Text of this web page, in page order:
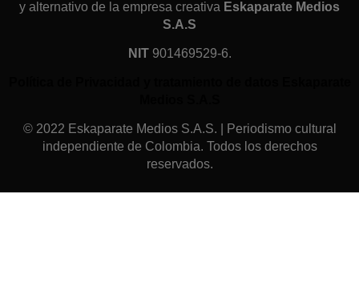
y alternativo de la empresa creativa Eskaparate Medios
S.A.S
NIT 901469529-6.
© 2022 Eskaparate Medios S.A.S. | Periodismo cultural
independiente de Colombia. Todos los derechos
reservados.